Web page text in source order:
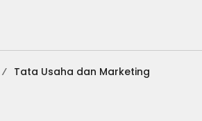
Tata Usaha dan Marketing